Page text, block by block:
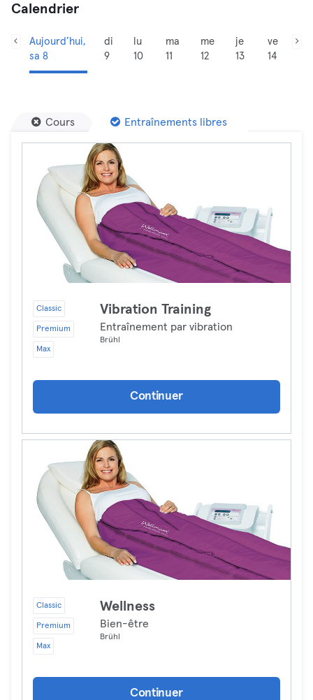
Calendrier
Aujourd’hui,
sa 8
di
9
lu
10
ma
11
me
12
je
13
ve
14
Cours Entraînements libres
Classic
Premium
Max
Vibration Training
Entraînement par vibration
Brühl
Continuer
Classic
Premium
Max
Wellness
Bien-être
Brühl
Continuer